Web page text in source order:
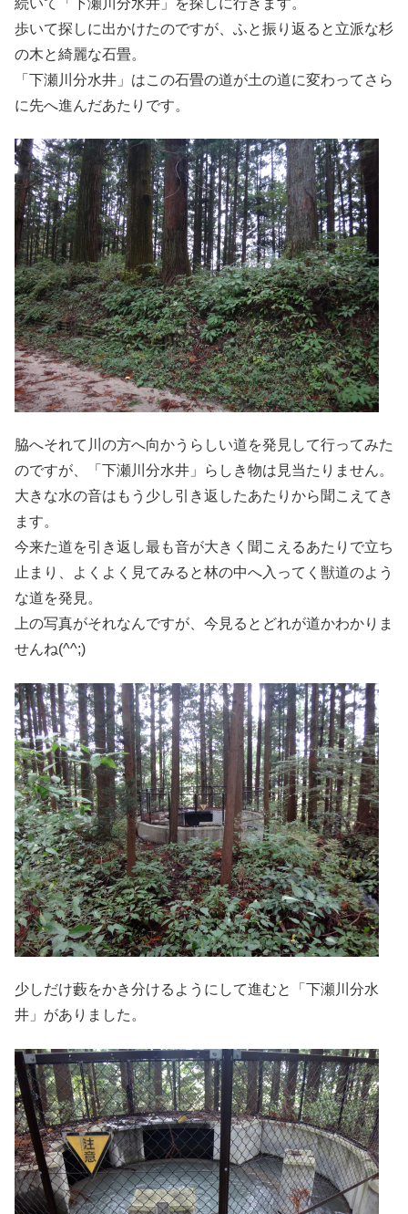
歩いて探しに出かけたのですが、ふと振り返ると立派な杉
の木と綺麗な石畳。
「下瀬川分水井」はこの石畳の道が土の道に変わってさら
に先へ進んだあたりです。
脇へそれて川の方へ向かうらしい道を発見して行ってみた
のですが、「下瀬川分水井」らしき物は見当たりません。
大きな水の音はもう少し引き返したあたりから聞こえてき
ます。
今来た道を引き返し最も音が大きく聞こえるあたりで立ち
止まり、よくよく見てみると林の中へ入ってく獣道のよう
な道を発見。
上の写真がそれなんですが、今見るとどれが道かわかりま
せんね(^^;)
少しだけ藪をかき分けるようにして進むと「下瀬川分水
井」がありました。